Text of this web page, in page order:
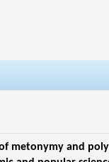
metonymy and